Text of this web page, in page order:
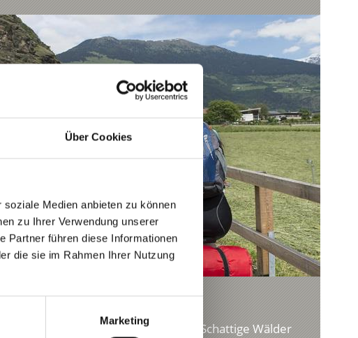
Über Cookies
Medien anbieten zu können
zu Ihrer Verwendung unserer
Partner führen diese Informationen
die sie im Rahmen Ihrer Nutzung
Marketing
ohne große Steigerungen . Schattige Wälder